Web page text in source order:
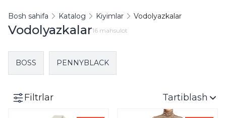
Bosh sahifa Katalog Kiyimlar Vodolyazkalar
Vodolyazkalar16 mahsulot
BOSS PENNYBLACK
Filtrlar Tartiblash